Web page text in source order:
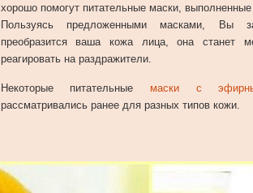
хорошо помогут питательные маски,
Пользуясь предложенными масками, Вы
преобразится ваша кожа лица, она станет
реагировать на раздражители.
Некоторые питательные маски с
рассматривались ранее для разных типов кожи.